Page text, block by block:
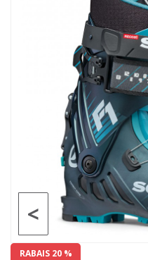
<
RABAIS 20 %